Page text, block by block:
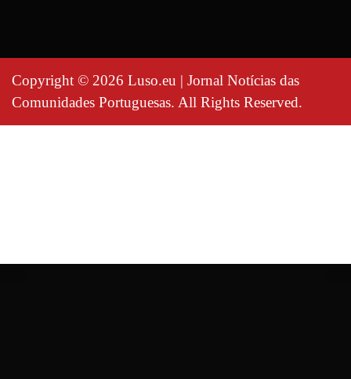
Copyright © 2026 Luso.eu | Jornal Notícias das
Comunidades Portuguesas. All Rights Reserved.